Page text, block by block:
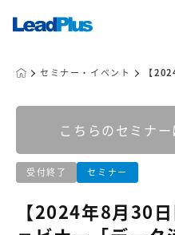
Web制作
マーケティングコンサルティ
Leadplus One
セミナー・イベント 【
こちらのセミナ
受付終了 セミナー
【2024年8月30